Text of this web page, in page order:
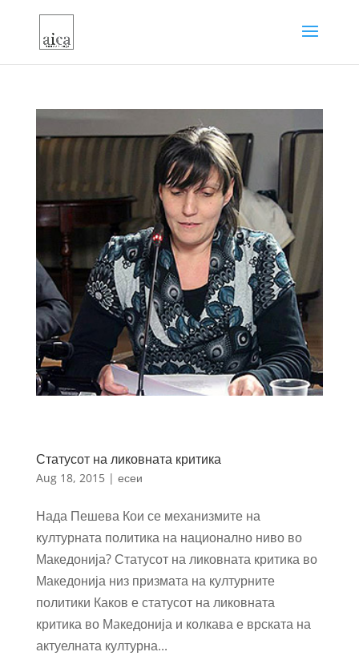
Статусот на ликовната критика
Aug 18, 2015| есеи
Нада Пешева Кои се механизмите на
културната политика на национално ниво во
Македонија? Статусот на ликовната критика во
Македонија низ призмата на културните
политики Каков е статусот на ликовната
критика во Мaкедонија и колкава е врската на
актуелната културна...